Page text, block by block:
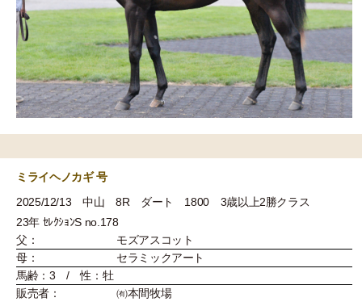
ミライヘノカギ 号
2025/12/13 中山 8R ダート 1800 3歳以上2勝クラス
23年 ｾﾚｸｼｮﾝS no.178
父：
モズアスコット
母：
セラミックアート
馬齢：3 / 性：牡
販売者：
㈲本間牧場